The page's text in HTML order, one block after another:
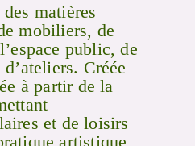
matières
mobiliers, de
public, de
Créée
à partir de la
et de loisirs
artistique,